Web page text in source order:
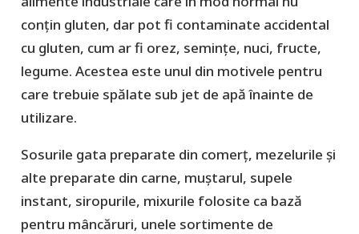
conțin gluten, dar pot fi contaminate accidental
cu gluten, cum ar fi orez, semințe, nuci, fructe,
legume. Acestea este unul din motivele pentru
care trebuie spălate sub jet de apă înainte de
utilizare.
Sosurile gata preparate din comerț, mezelurile și
alte preparate din carne, muștarul, supele
instant, siropurile, mixurile folosite ca bază
pentru mâncăruri, unele sortimente de